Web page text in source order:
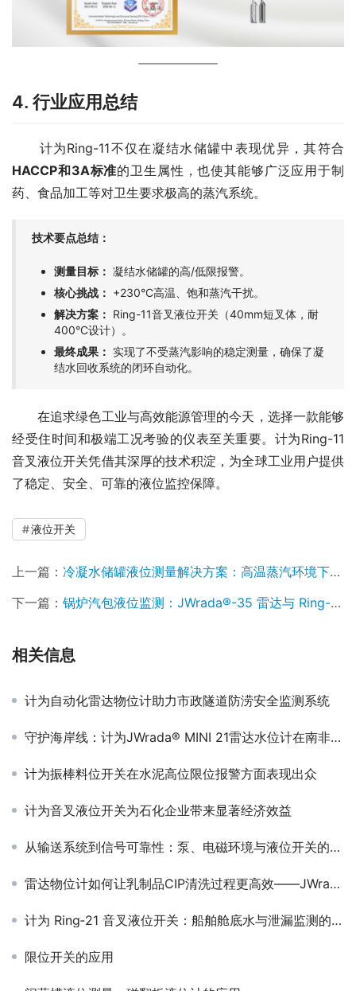
4. 行业应用总结
计为Ring-11不仅在凝结水储罐中表现优异，其符合
HACCP和3A标准的卫生属性，也使其能够广泛应用于制
药、食品加工等对卫生要求极高的蒸汽系统。
技术要点总结：
测量目标： 凝结水储罐的高/低限报警。
核心挑战： +230°C高温、饱和蒸汽干扰。
解决方案： Ring-11音叉液位开关（40mm短叉体，耐
400°C设计）。
最终成果： 实现了不受蒸汽影响的稳定测量，确保了凝
结水回收系统的闭环自动化。
在追求绿色工业与高效能源管理的今天，选择一款能够
经受住时间和极端工况考验的仪表至关重要。计为Ring-11
音叉液位开关凭借其深厚的技术积淀，为全球工业用户提供
了稳定、安全、可靠的液位监控保障。
液位开关
上一篇： 冷凝水储罐液位测量解决方案：高温蒸汽环境下的可靠监测实践
下一篇： 锅炉汽包液位监测：JWrada®-35 雷达与 Ring-11 音叉应用案例
相关信息
计为自动化雷达物位计助力市政隧道防涝安全监测系统
守护海岸线：计为JWrada® MINI 21雷达水位计在南非潮汐监测中的应用与实践
计为振棒料位开关在水泥高位限位报警方面表现出众
计为音叉液位开关为石化企业带来显著经济效益
从输送系统到信号可靠性：泵、电磁环境与液位开关的系统工程逻辑
雷达物位计如何让乳制品CIP清洗过程更高效——JWrada-21应用案例
计为 Ring‑21 音叉液位开关：船舶舱底水与泄漏监测的可靠选择
限位开关的应用